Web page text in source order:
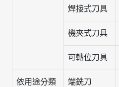
焊接式刀具
機夾式刀具
可轉位刀具
依用途分類 端銑刀